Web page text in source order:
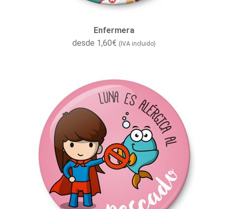
Enfermera
desde 1,60€ (IVA incluido)